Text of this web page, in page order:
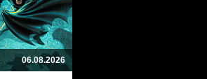
06.08.2026